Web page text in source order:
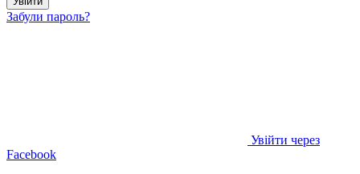
Забули пароль?
Увійти через
Facebook